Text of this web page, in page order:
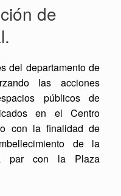
de
del departamento de
las acciones
públicos de
en el Centro
con la finalidad de
de la
par con la Plaza